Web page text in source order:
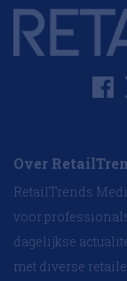
Over
RetailTrends
voor
dagelijkse
met diverse